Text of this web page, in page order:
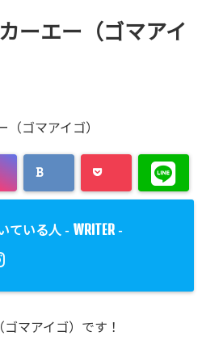
ーエー（ゴマアイ
ている人 - WRITER -
マアイゴ）です！